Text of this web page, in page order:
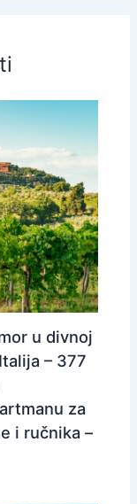
u divnoj
– 377
za
i ručnika –